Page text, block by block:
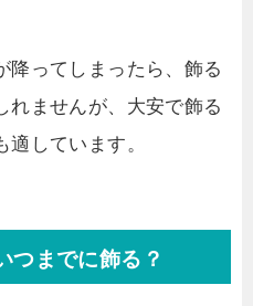
降ってしまったら、飾る
れませんが、大安で飾る
しています。
つまでに飾る？